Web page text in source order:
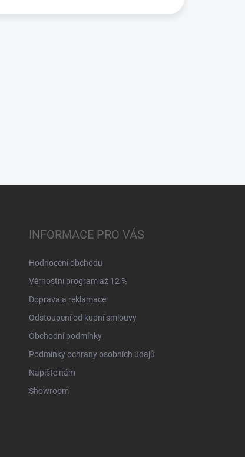
INFORMACE PRO VÁS
Hodnocení obchodu
Věrnostní program až 12 %
Doprava a reklamace
Odstoupení od kupní smlouvy
Obchodní podmínky
Podmínky ochrany osobních údajů
Napište nám
Showroom